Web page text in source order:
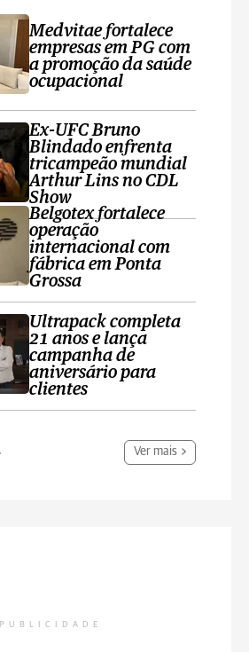
Medvitae fortalece
empresas em PG com
a promoção da saúde
ocupacional
Ex-UFC Bruno
Blindado enfrenta
tricampeão mundial
Arthur Lins no CDL
Show
Belgotex fortalece
operação
internacional com
fábrica em Ponta
Grossa
Ultrapack completa
21 anos e lança
campanha de
aniversário para
clientes
Ver mais
PUBLICIDADE